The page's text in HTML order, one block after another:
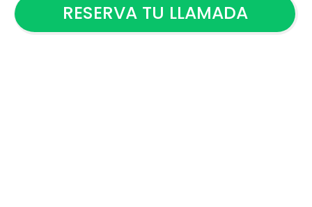
RESERVA TU LLAMADA